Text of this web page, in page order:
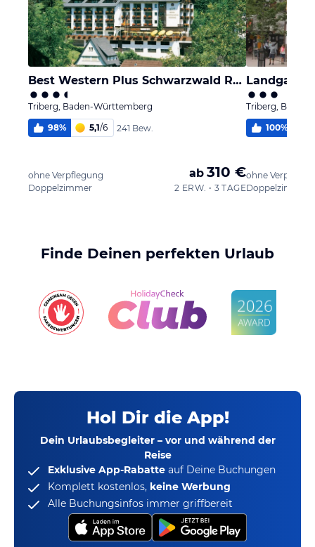
Best Western Plus Schwarzwald Residenz
Triberg, Baden-Württemberg
98% 5,1/6 241 Bew.
ohne Verpflegung
Doppelzimmer
ab 310 €
2 ERW. • 3 TAGE
Triberg,
100%
ohne
Doppelzimmer
Finde Deinen perfekten Urlaub
Hol Dir die App!
Dein Urlaubsbegleiter – vor und während der
Reise
Exklusive App-Rabatte auf Deine Buchungen
Komplett kostenlos, keine Werbung
Alle Buchungsinfos immer griffbereit